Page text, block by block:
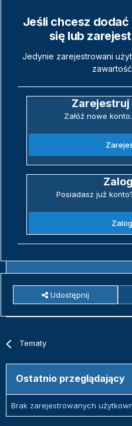
Jeśli chcesz
się lub
Jedynie zarejestrowani
Zarejestruj
Załóż nowe
Posiadasz już
Udostępnij
Tematy
Ostatnio przeglądający
Brak zarejestrowanych